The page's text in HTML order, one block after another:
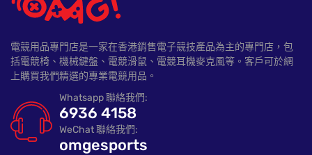
電競用品專門店是一家在香港銷售電子競技產品為主的專門店，包
括電競椅、機械鍵盤、電競滑鼠、電競耳機麥克風等。客戶可於網
上購買我們精選的專業電競用品。
Whatsapp 聯絡我們:
6936 4158
WeChat 聯絡我們:
omgesports